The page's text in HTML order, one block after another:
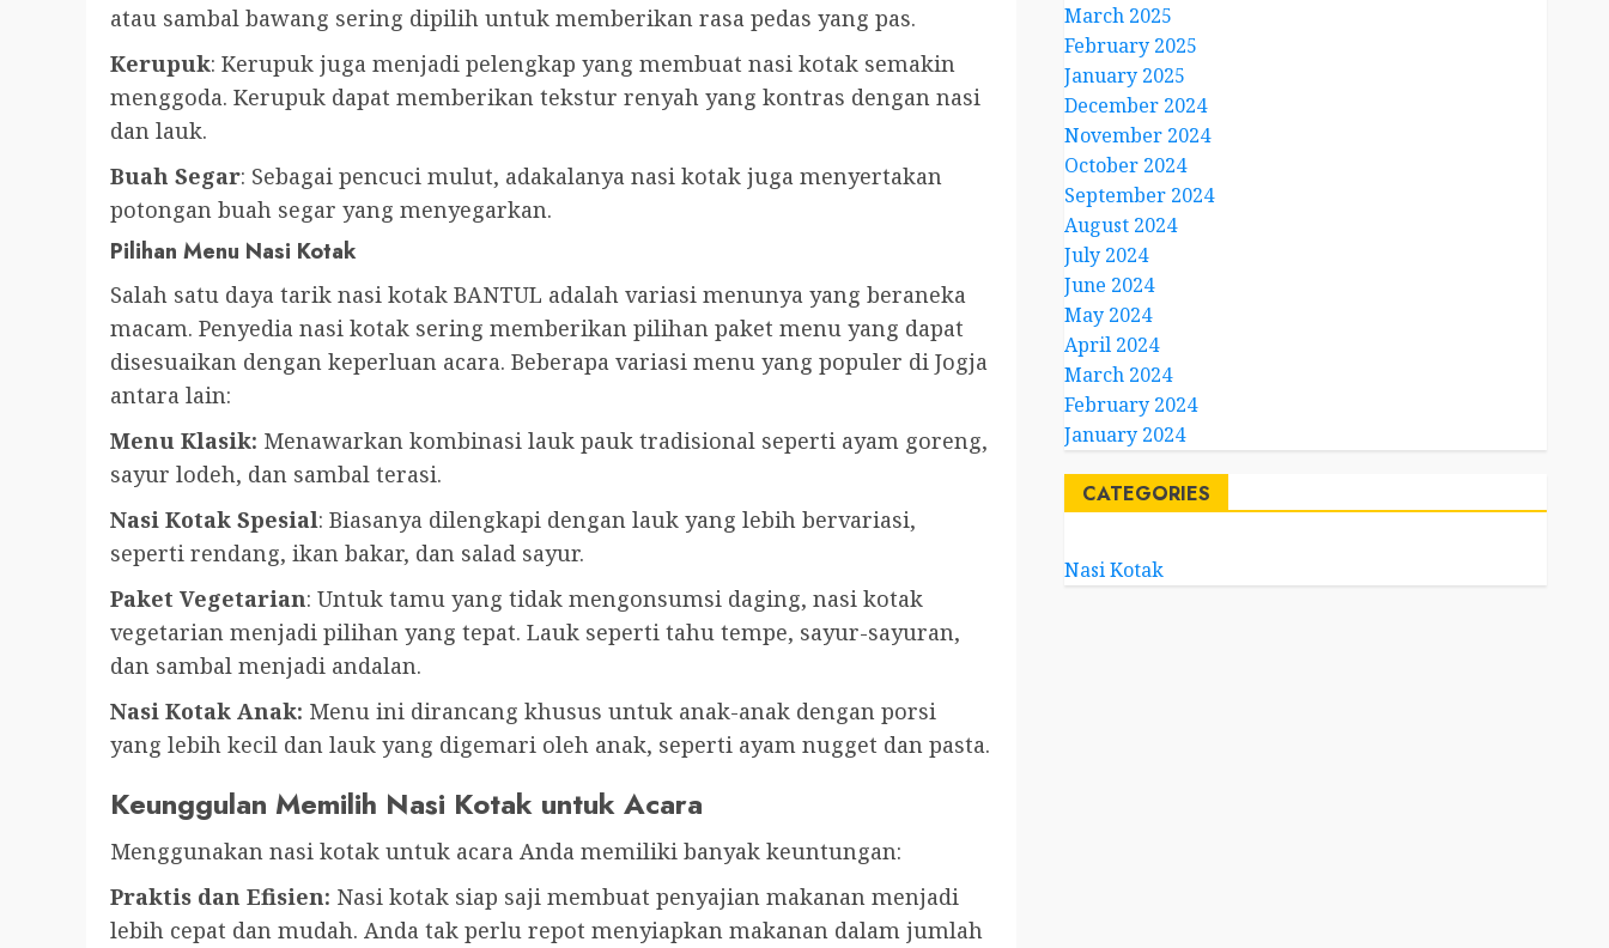
atau sambal bawang sering dipilih untuk memberikan rasa pedas yang pas.
Kerupuk: Kerupuk juga menjadi pelengkap yang membuat nasi kotak semakin
menggoda. Kerupuk dapat memberikan tekstur renyah yang kontras dengan nasi
dan lauk.
Buah Segar: Sebagai pencuci mulut, adakalanya nasi kotak juga menyertakan
potongan buah segar yang menyegarkan.
Pilihan Menu Nasi Kotak
Salah satu daya tarik nasi kotak BANTUL adalah variasi menunya yang beraneka
macam. Penyedia nasi kotak sering memberikan pilihan paket menu yang dapat
disesuaikan dengan keperluan acara. Beberapa variasi menu yang populer di Jogja
antara lain:
Menu Klasik: Menawarkan kombinasi lauk pauk tradisional seperti ayam goreng,
sayur lodeh, dan sambal terasi.
Nasi Kotak Spesial: Biasanya dilengkapi dengan lauk yang lebih bervariasi,
seperti rendang, ikan bakar, dan salad sayur.
Paket Vegetarian: Untuk tamu yang tidak mengonsumsi daging, nasi kotak
vegetarian menjadi pilihan yang tepat. Lauk seperti tahu tempe, sayur-sayuran,
dan sambal menjadi andalan.
Nasi Kotak Anak: Menu ini dirancang khusus untuk anak-anak dengan porsi
yang lebih kecil dan lauk yang digemari oleh anak, seperti ayam nugget dan pasta.
Keunggulan Memilih Nasi Kotak untuk Acara
Menggunakan nasi kotak untuk acara Anda memiliki banyak keuntungan:
Praktis dan Efisien: Nasi kotak siap saji membuat penyajian makanan menjadi
lebih cepat dan mudah. Anda tak perlu repot menyiapkan makanan dalam jumlah
March 2025
February 2025
January 2025
December 2024
November 2024
October 2024
September 2024
August 2024
July 2024
June 2024
May 2024
April 2024
March 2024
February 2024
January 2024
CATEGORIES
Nasi Kotak